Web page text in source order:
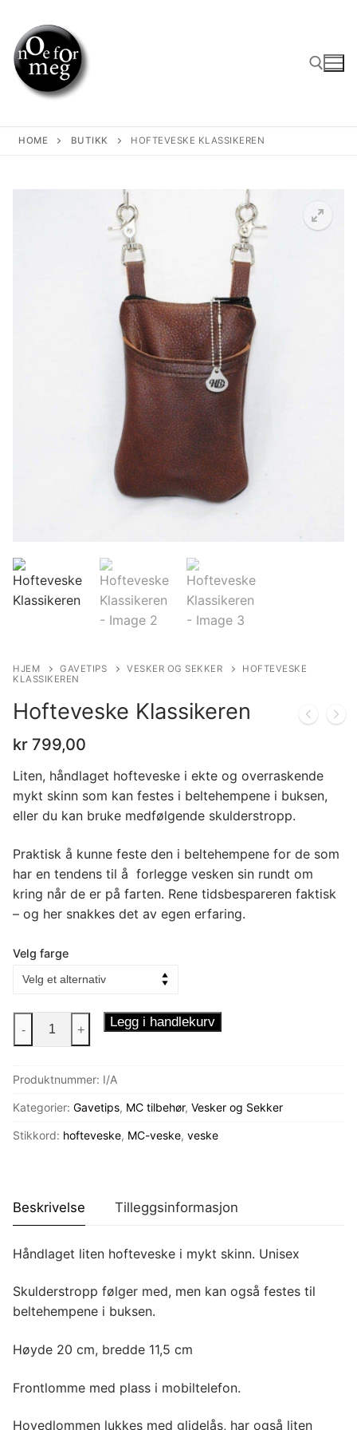
content
HOME BUTIKK HOFTEVESKE KLASSIKEREN
HJEM GAVETIPS VESKER OG SEKKER
HOFTEVESKE
KLASSIKEREN
Hofteveske Klassikeren
kr 799,00
Liten, håndlaget hofteveske i ekte og overraskende
mykt skinn som kan festes i beltehempene i buksen,
eller du kan bruke medfølgende skulderstropp.
Praktisk å kunne feste den i beltehempene for de som
har en tendens til å forlegge vesken sin rundt om
kring når de er på farten. Rene tidsbespareren faktisk
– og her snakkes det av egen erfaring.
Velg farge
Hofteveske
Klassikeren
- + Legg i handlekurv
Produktnummer: I/A
Kategorier: Gavetips, MC tilbehør, Vesker og Sekker
Stikkord: hofteveske, MC-veske, veske
Beskrivelse Tilleggsinformasjon
Håndlaget liten hofteveske i mykt skinn. Unisex
Skulderstropp følger med, men kan også festes til
beltehempene i buksen.
Høyde 20 cm, bredde 11,5 cm
Frontlomme med plass i mobiltelefon.
Hovedlommen lukkes med glidelås, har også liten